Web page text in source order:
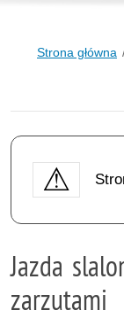
Strona główna
Jazda
zarzutami